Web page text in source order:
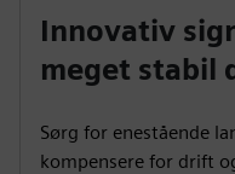
Innovativ
meget stabil
Sørg for enestående
kompensere for drift